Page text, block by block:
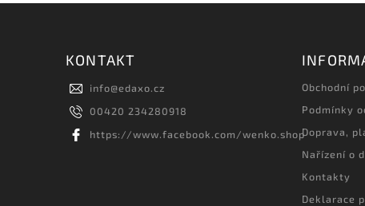
KONTAKT
info@edaxo.cz
00420 234280918
https://www.facebook.com/wenko.shop
Obchodní
Podmínky
Doprava,
Nařízení o
Kontakty
Deklarace